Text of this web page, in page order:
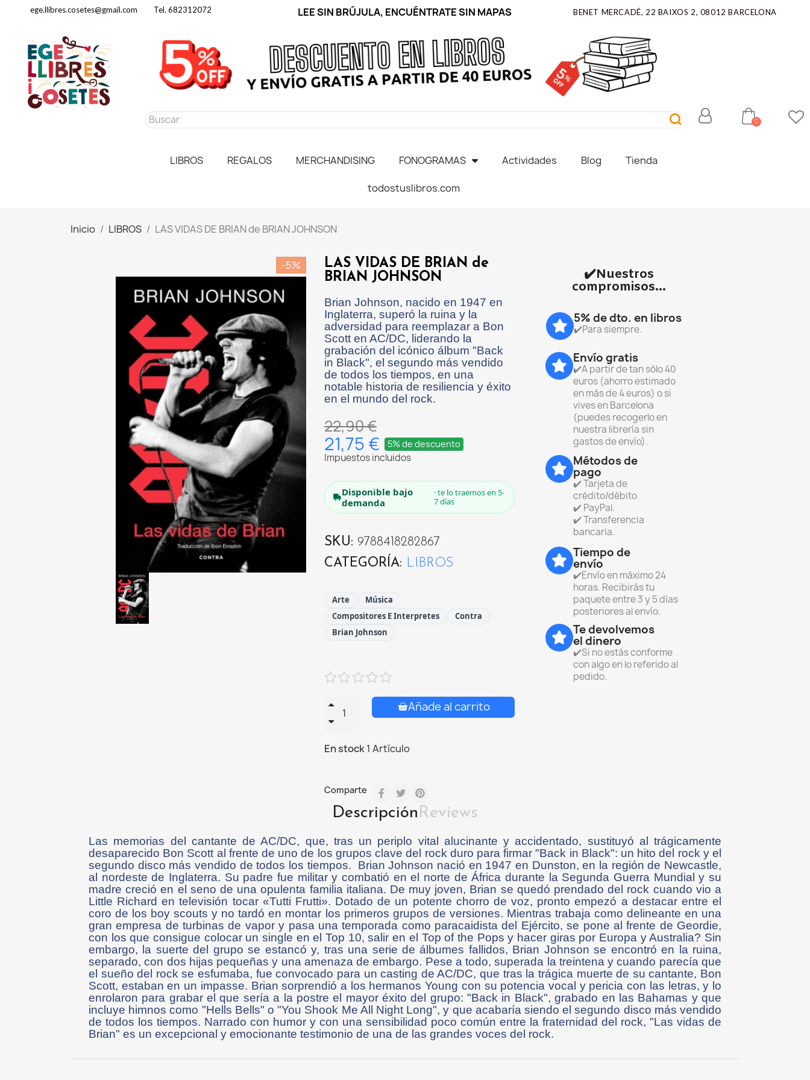
ege.llibres.cosetes@gmail.com Tel. 682312072 LEE SIN BRÚJULA, ENCUÉNTRATE SIN MAPAS BENET MERCADÉ, 22 BAIXOS 2, 08012 BARCELONA
LIBROS REGALOS MERCHANDISING FONOGRAMAS Actividades Blog Tienda
todostuslibros.com
Inicio LIBROS LAS VIDAS DE BRIAN de BRIAN JOHNSON
-5%
LAS VIDAS DE BRIAN de
BRIAN JOHNSON
Brian Johnson, nacido en 1947 en
Inglaterra, superó la ruina y la
adversidad para reemplazar a Bon
Scott en AC/DC, liderando la
grabación del icónico álbum "Back
in Black", el segundo más vendido
de todos los tiempos, en una
notable historia de resiliencia y éxito
en el mundo del rock.
22,90 €
21,75 € 5% de descuento
Impuestos incluidos
Disponible bajo
demanda
· te lo traemos en 5-
7 días
SKU
9788418282867
CATEGORÍA
LIBROS
Arte
Música
Compositores E Interpretes
Contra
Brian Johnson

Añade al carrito
En stock1 Artículo
Comparte
✔️Nuestros
compromisos...
5% de dto. en libros
✔️Para siempre.
Envío gratis
✔️A partir de tan sólo 40
euros (ahorro estimado
en más de 4 euros) o si
vives en Barcelona
(puedes recogerlo en
nuestra librería sin
gastos de envío).
Métodos de
pago
✔️ Tarjeta de
crédito/débito
✔️ PayPal.
✔️ Transferencia
bancaria.
Tiempo de
envío
✔️Envío en máximo 24
horas. Recibirás tu
paquete entre 3 y 5 días
posteriores al envío.
Te devolvemos
el dinero
✔️Si no estás conforme
con algo en lo referido al
pedido.
DescripciónReviews
Las memorias del cantante de AC/DC, que, tras un periplo vital alucinante y accidentado, sustituyó al trágicamente
desaparecido Bon Scott al frente de uno de los grupos clave del rock duro para firmar "Back in Black": un hito del rock y el
segundo disco más vendido de todos los tiempos. Brian Johnson nació en 1947 en Dunston, en la región de Newcastle,
al nordeste de Inglaterra. Su padre fue militar y combatió en el norte de África durante la Segunda Guerra Mundial y su
madre creció en el seno de una opulenta familia italiana. De muy joven, Brian se quedó prendado del rock cuando vio a
Little Richard en televisión tocar «Tutti Frutti». Dotado de un potente chorro de voz, pronto empezó a destacar entre el
coro de los boy scouts y no tardó en montar los primeros grupos de versiones. Mientras trabaja como delineante en una
gran empresa de turbinas de vapor y pasa una temporada como paracaidista del Ejército, se pone al frente de Geordie,
con los que consigue colocar un single en el Top 10, salir en el Top of the Pops y hacer giras por Europa y Australia? Sin
embargo, la suerte del grupo se estancó y, tras una serie de álbumes fallidos, Brian Johnson se encontró en la ruina,
separado, con dos hijas pequeñas y una amenaza de embargo. Pese a todo, superada la treintena y cuando parecía que
el sueño del rock se esfumaba, fue convocado para un casting de AC/DC, que tras la trágica muerte de su cantante, Bon
Scott, estaban en un impasse. Brian sorprendió a los hermanos Young con su potencia vocal y pericia con las letras, y lo
enrolaron para grabar el que sería a la postre el mayor éxito del grupo: "Back in Black", grabado en las Bahamas y que
incluye himnos como "Hells Bells" o "You Shook Me All Night Long", y que acabaría siendo el segundo disco más vendido
de todos los tiempos. Narrado con humor y con una sensibilidad poco común entre la fraternidad del rock, "Las vidas de
Brian" es un excepcional y emocionante testimonio de una de las grandes voces del rock.